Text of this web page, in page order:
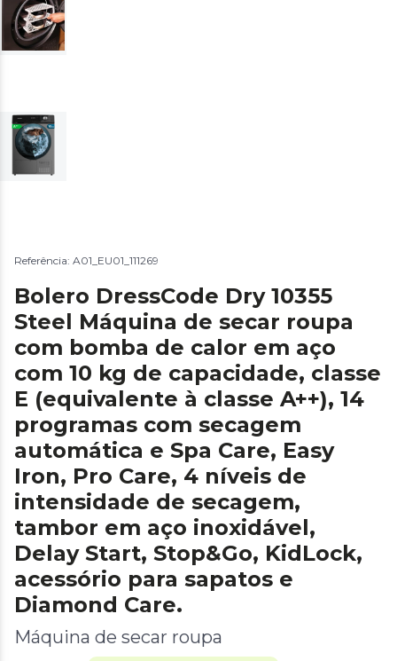
Referência: A01_EU01_111269
Bolero DressCode Dry 10355
Steel Máquina de secar roupa
com bomba de calor em aço
com 10 kg de capacidade, classe
E (equivalente à classe A++), 14
programas com secagem
automática e Spa Care, Easy
Iron, Pro Care, 4 níveis de
intensidade de secagem,
tambor em aço inoxidável,
Delay Start, Stop&Go, KidLock,
acessório para sapatos e
Diamond Care.
Máquina de secar roupa